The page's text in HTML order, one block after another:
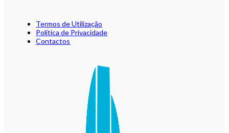
Termos de Utilização
Política de Privacidade
Contactos